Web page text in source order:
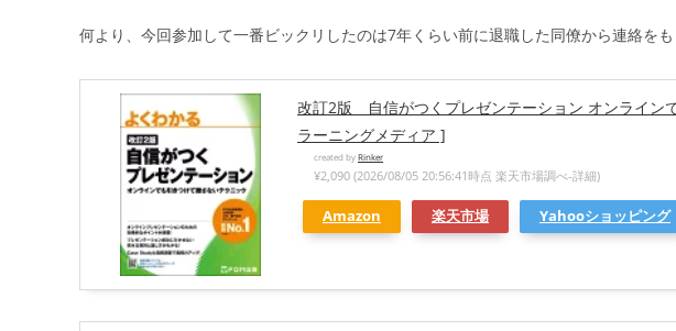
何より、今回参加して一番ビックリしたのは7年くらい前に退職した同僚から連絡をも
改訂2版 自信がつくプレゼンテーション オンライン
ラーニングメディア ]
created byRinker
¥2,090 (2026/08/05 20:56:41時点 楽天市場調べ-詳細)
Amazon 楽天市場 Yahooショッピング